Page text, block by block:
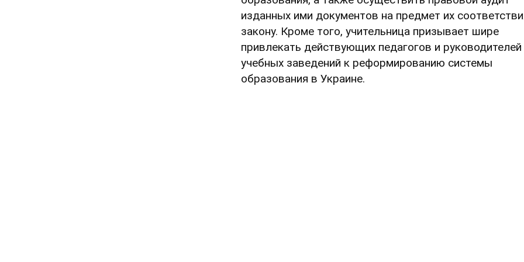
изданных ими документов на предмет их
закону. Кроме того, учительница призывает шире
привлекать действующих педагогов и руководителей
учебных заведений к реформированию системы
образования в Украине.